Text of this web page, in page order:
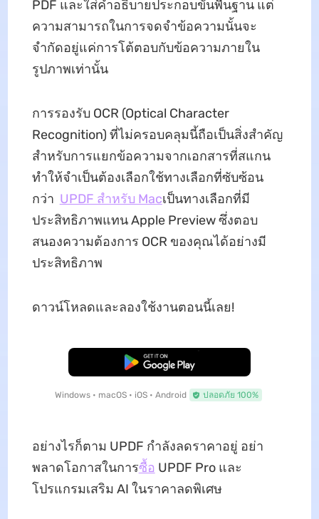
PDF และใส่คำอธิบายประกอบขั้นพื้นฐาน แต่
ความสามารถในการจดจำข้อความนั้นจะ
จำกัดอยู่แค่การโต้ตอบกับข้อความภายใน
รูปภาพเท่านั้น
การรองรับ OCR (Optical Character
Recognition) ที่ไม่ครอบคลุมนี้ถือเป็นสิ่งสำคัญ
สำหรับการแยกข้อความจากเอกสารที่สแกน
ทำให้จำเป็นต้องเลือกใช้ทางเลือกที่ซับซ้อน
กว่า UPDF สำหรับ Macเป็นทางเลือกที่มี
ประสิทธิภาพแทน Apple Preview ซึ่งตอบ
สนองความต้องการ OCR ของคุณได้อย่างมี
ประสิทธิภาพ
ดาวน์โหลดและลองใช้งานตอนนี้เลย!
ดาวน์โหลดฟรี
Windows • macOS • iOS • Android ปลอดภัย 100%
อย่างไรก็ตาม UPDF กำลังลดราคาอยู่ อย่า
พลาดโอกาสในการซื้อ UPDF Pro และ
โปรแกรมเสริม AI ในราคาลดพิเศษ